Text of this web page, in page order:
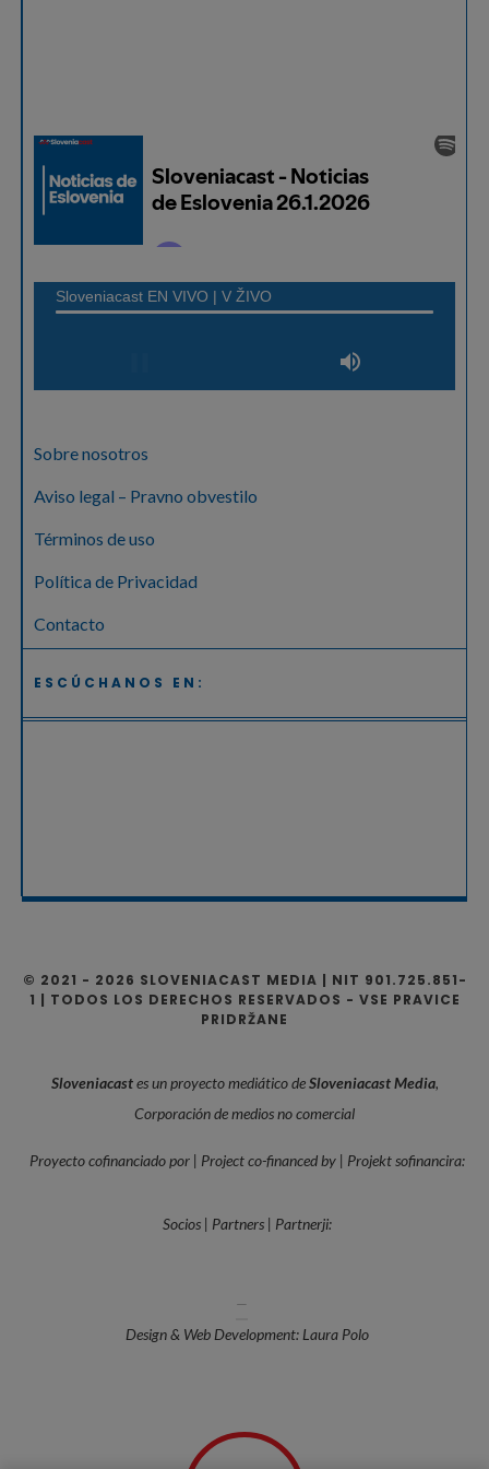
Sobre nosotros
Aviso legal – Pravno obvestilo
Términos de uso
Política de Privacidad
Contacto
ESCÚCHANOS EN:
© 2021 - 2026 SLOVENIACAST MEDIA | NIT 901.725.851-
1 | TODOS LOS DERECHOS RESERVADOS - VSE PRAVICE
PRIDRŽANE
Sloveniacastes un proyecto mediático deSloveniacast Media,
Corporación de medios no comercial
Proyecto cofinanciado por | Project co-financed by | Projekt sofinancira:
Socios | Partners | Partnerji:
—
Design & Web Development: Laura Polo